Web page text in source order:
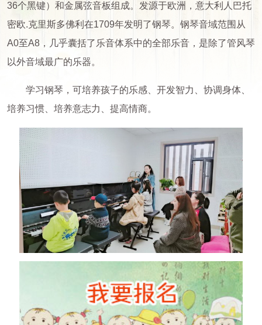
36个黑键）和金属弦音板组成。发源于欧洲，意大利人巴托
密欧.克里斯多佛利在1709年发明了钢琴。钢琴音域范围从
A0至A8，几乎囊括了乐音体系中的全部乐音，是除了管风琴
以外音域最广的乐器。
学习钢琴，可培养孩子的乐感、开发智力、协调身体、
培养习惯、培养意志力、提高情商。